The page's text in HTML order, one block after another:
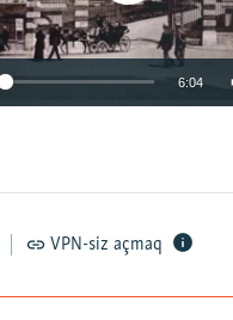
6:04
VPN-siz açmaq